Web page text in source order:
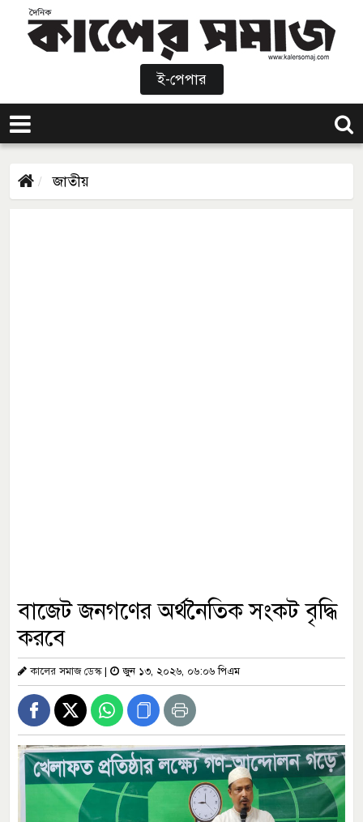
ই-পেপার
জাতীয়
বাজেট জনগণের অর্থনৈতিক সংকট বৃদ্ধি
করবে
কালের সমাজ ডেস্ক| জুন ১৩, ২০২৬, ০৬:০৬ পিএম